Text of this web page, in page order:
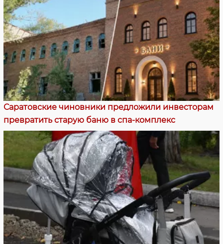
Саратовские чиновники предложили инвесторам
превратить старую баню в спа-комплекс